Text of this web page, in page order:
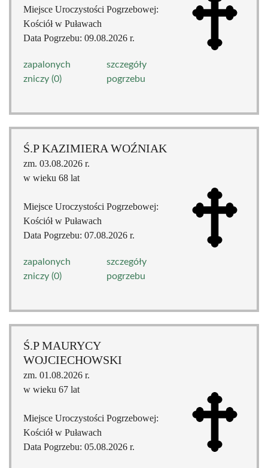
Miejsce Uroczystości Pogrzebowej:
Kościół w Puławach
Data Pogrzebu: 09.08.2026 r.
zapalonych
zniczy (0)
szczegóły
pogrzebu
Ś.P KAZIMIERA WOŹNIAK
zm. 03.08.2026 r.
w wieku 68 lat
Miejsce Uroczystości Pogrzebowej:
Kościół w Puławach
Data Pogrzebu: 07.08.2026 r.
zapalonych
zniczy (0)
szczegóły
pogrzebu
Ś.P MAURYCY
WOJCIECHOWSKI
zm. 01.08.2026 r.
w wieku 67 lat
Miejsce Uroczystości Pogrzebowej:
Kościół w Puławach
Data Pogrzebu: 05.08.2026 r.